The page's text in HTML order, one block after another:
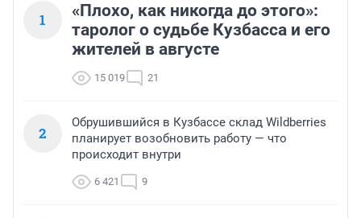
1
«Плохо, как никогда до этого»:
таролог о судьбе Кузбасса и его
жителей в августе
15 019 21
2
Обрушившийся в Кузбассе склад Wildberries
планирует возобновить работу — что
происходит внутри
6 421 9